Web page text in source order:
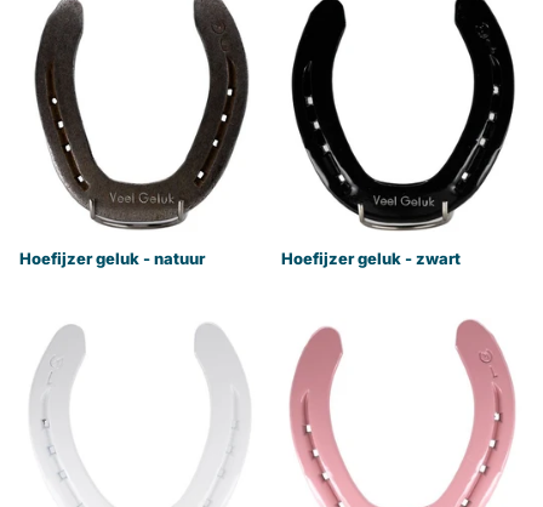
Hoefijzer geluk - natuur Hoefijzer geluk - zwart